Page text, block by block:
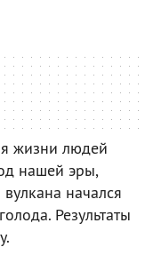
жизни людей
нашей эры,
начался
Результаты